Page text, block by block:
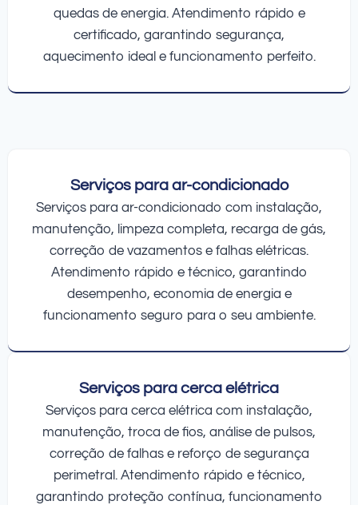
quedas de energia. Atendimento rápido e
certificado, garantindo segurança,
aquecimento ideal e funcionamento perfeito.
Serviços para ar-condicionado
Serviços para ar-condicionado com instalação,
manutenção, limpeza completa, recarga de gás,
correção de vazamentos e falhas elétricas.
Atendimento rápido e técnico, garantindo
desempenho, economia de energia e
funcionamento seguro para o seu ambiente.
Serviços para cerca elétrica
Serviços para cerca elétrica com instalação,
manutenção, troca de fios, análise de pulsos,
correção de falhas e reforço de segurança
perimetral. Atendimento rápido e técnico,
garantindo proteção contínua, funcionamento